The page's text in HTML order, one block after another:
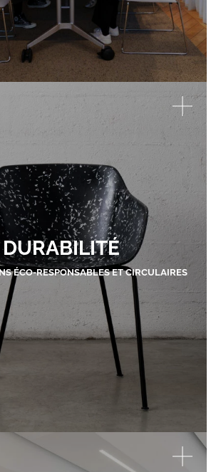
DURABILITÉ
ÉCO-RESPONSABLES ET CIRCULAIRES